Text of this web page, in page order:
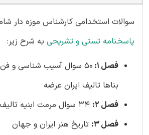
سوالات استخدامی کارشناس موزه دار شامل 554
پاسخنامه تستی و تشریحی به شرح زیر:
فصل 1:
50 سوال آسیب شناسی و
بناها تالیف ایران عرضه
فصل 2:
فصل 3:
تاریخ هنر ایران و جهان